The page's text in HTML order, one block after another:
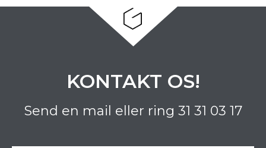
KONTAKT OS!
Send en mail eller ring 31 31 03 17